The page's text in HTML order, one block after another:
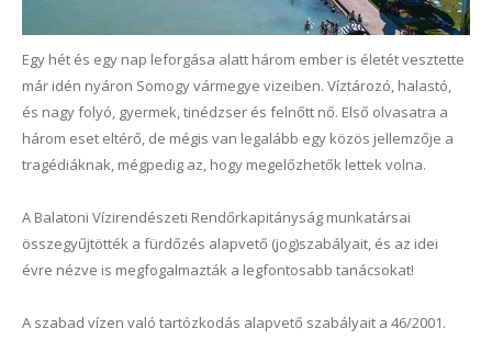
Egy hét és egy nap leforgása alatt három ember is életét vesztette
már idén nyáron Somogy vármegye vizeiben. Víztározó, halastó,
és nagy folyó, gyermek, tinédzser és felnőtt nő. Első olvasatra a
három eset eltérő, de mégis van legalább egy közös jellemzője a
tragédiáknak, mégpedig az, hogy megelőzhetők lettek volna.
A Balatoni Vízirendészeti Rendőrkapitányság munkatársai
összegyűjtötték a fürdőzés alapvető (jog)szabályait, és az idei
évre nézve is megfogalmazták a legfontosabb tanácsokat!
A szabad vízen való tartózkodás alapvető szabályait a 46/2001.